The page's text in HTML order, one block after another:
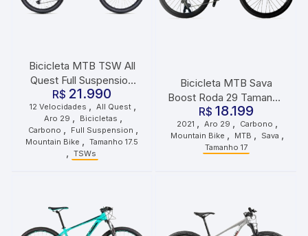
Bicicleta MTB TSW All
Quest Full Suspension
Carbono Roda 29
Tamanho 17.5 12
Velocidades Prata Preto
R$ 21.990
12 Velocidades All Quest
Aro 29 Bicicletas
Carbono Full Suspension
Mountain Bike Tamanho 17.5
TSWs
Bicicleta MTB Sava
Boost Roda 29 Tamanho
17 2021 Preto Grafite
R$ 18.199
2021 , Aro 29 , Carbono ,
Mountain Bike , MTB , Sava ,
Tamanho 17